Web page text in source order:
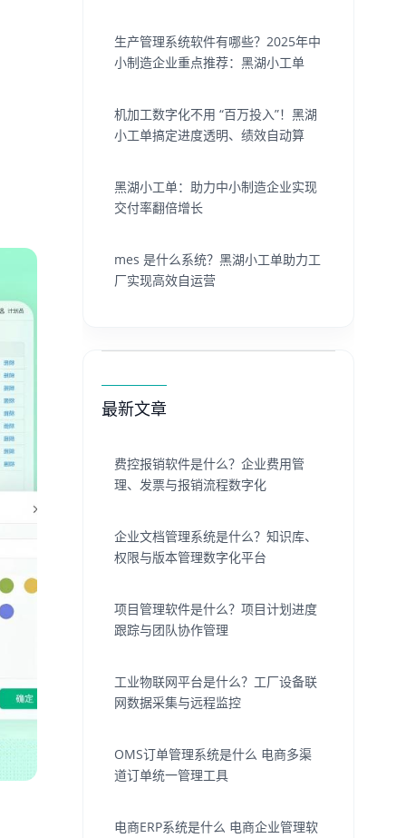
生产管理系统软件有哪些？2025年中
小制造企业重点推荐：黑湖小工单
机加工数字化不用 “百万投入”！黑湖
小工单搞定进度透明、绩效自动算
黑湖小工单：助力中小制造企业实现
交付率翻倍增长
mes 是什么系统？黑湖小工单助力工
厂实现高效自运营
最新文章
费控报销软件是什么？企业费用管
理、发票与报销流程数字化
企业文档管理系统是什么？知识库、
权限与版本管理数字化平台
项目管理软件是什么？项目计划进度
跟踪与团队协作管理
工业物联网平台是什么？工厂设备联
网数据采集与远程监控
OMS订单管理系统是什么 电商多渠
道订单统一管理工具
电商ERP系统是什么 电商企业管理软